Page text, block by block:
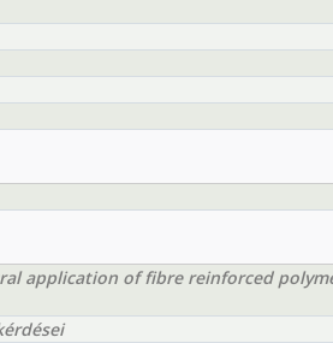
application of fibre reinforced